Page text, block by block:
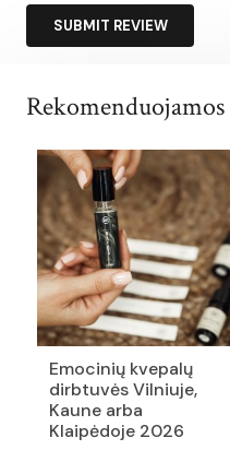
SUBMIT REVIEW
Rekomenduojamos
Emocinių kvepalų
dirbtuvės Vilniuje,
Kaune arba
Klaipėdoje 2026